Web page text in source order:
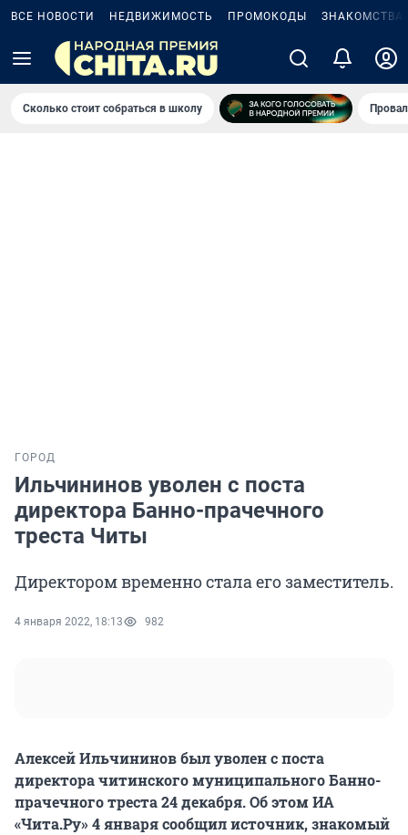
ВСЕ НОВОСТИ НЕДВИЖИМОСТЬ ПРОМОКОДЫ ЗНАКОМСТВА
Сколько стоит собраться в школу
ГОРОД
Ильчининов уволен с поста
директора Банно-прачечного
треста Читы
Директором временно стала его заместитель.
4 января 2022, 18:13 982
Алексей Ильчининов был уволен с поста
директора читинского муниципального Банно-
прачечного треста 24 декабря. Об этом ИА
«Чита.Ру» 4 января сообщил источник, знакомый